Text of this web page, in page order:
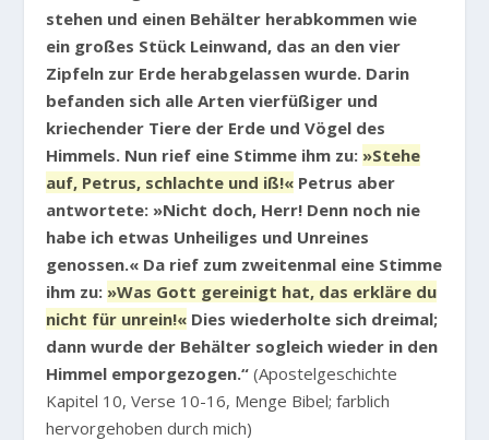
stehen und einen Behälter herabkommen wie
ein großes Stück Leinwand, das an den vier
Zipfeln zur Erde herabgelassen wurde. Darin
befanden sich alle Arten vierfüßiger und
kriechender Tiere der Erde und Vögel des
Himmels. Nun rief eine Stimme ihm zu: »Stehe
auf, Petrus, schlachte und iß!« Petrus aber
antwortete: »Nicht doch, Herr! Denn noch nie
habe ich etwas Unheiliges und Unreines
genossen.« Da rief zum zweitenmal eine Stimme
ihm zu: »Was Gott gereinigt hat, das erkläre du
nicht für unrein!« Dies wiederholte sich dreimal;
dann wurde der Behälter sogleich wieder in den
Himmel emporgezogen.“(Apostelgeschichte
Kapitel 10, Verse 10-16, Menge Bibel; farblich
hervorgehoben durch mich)